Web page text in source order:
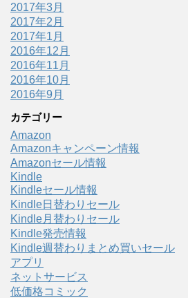
2017年3月
2017年2月
2017年1月
2016年12月
2016年11月
2016年10月
2016年9月
カテゴリー
Amazon
Amazonキャンペーン情報
Amazonセール情報
Kindle
Kindleセール情報
Kindle日替わりセール
Kindle月替わりセール
Kindle発売情報
Kindle週替わりまとめ買いセール
アプリ
ネットサービス
低価格コミック